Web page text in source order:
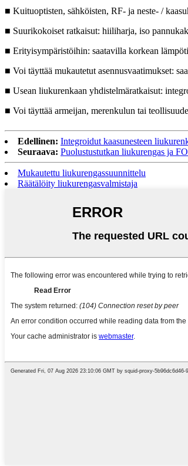
■ Kuituoptisten, sähköisten, RF- ja neste- /
■ Suurikokoiset ratkaisut: hiiliharja, iso
■ Erityisympäristöihin: saatavilla korkean
■ Voi täyttää mukautetut asennusvaatimukset:
■ Usean liukurenkaan yhdistelmäratkaisut:
■ Voi täyttää armeijan, merenkulun tai
Edellinen: Integroidut kaasunesteen
Seuraava: Puolustustutkan liukurengas ja
Mukautettu liukurengassuunnittelu
Räätälöity liukurengasvalmistaja